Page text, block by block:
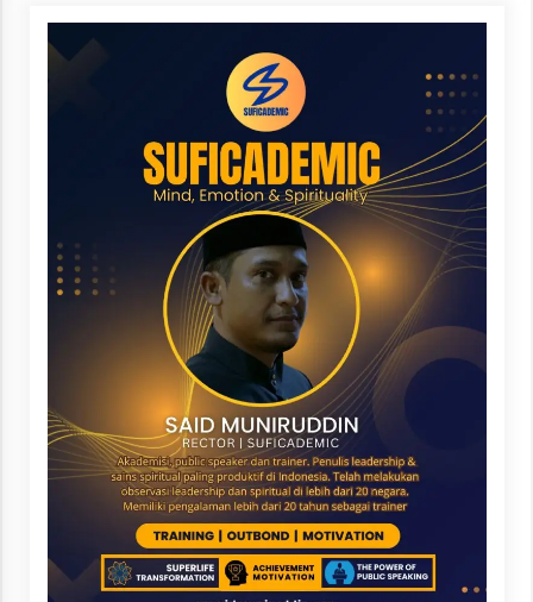
Takut Mati
3 months ago
Said Muniruddin Latih Mental dan Spiritual 80
Siswa YPHC
3 months ago
Said Muniruddin Beri Pelatihan dan Motivasi
untuk 179 Guru Diniyah Disdikbud Kota Banda
Aceh
4 months ago
SELVi: Sebuah Model Motivasi dalam
Kepemimpinan Bisnis
4 months ago
Eksistensi Iran dalam Tiga Ayat: Memahami
Aliansi Yahudi dan Kristen dalam Dinamika
Nubuwwat
5 months ago